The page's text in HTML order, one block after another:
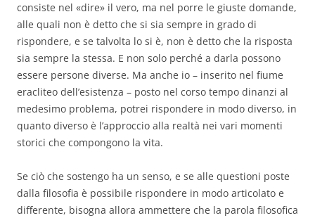
consiste nel «dire» il vero, ma nel porre le giuste domande,
alle quali non è detto che si sia sempre in grado di
rispondere, e se talvolta lo si è, non è detto che la risposta
sia sempre la stessa. E non solo perché a darla possono
essere persone diverse. Ma anche io – inserito nel fiume
eracliteo dell’esistenza – posto nel corso tempo dinanzi al
medesimo problema, potrei rispondere in modo diverso, in
quanto diverso è l’approccio alla realtà nei vari momenti
storici che compongono la vita.
Se ciò che sostengo ha un senso, e se alle questioni poste
dalla filosofia è possibile rispondere in modo articolato e
differente, bisogna allora ammettere che la parola filosofica